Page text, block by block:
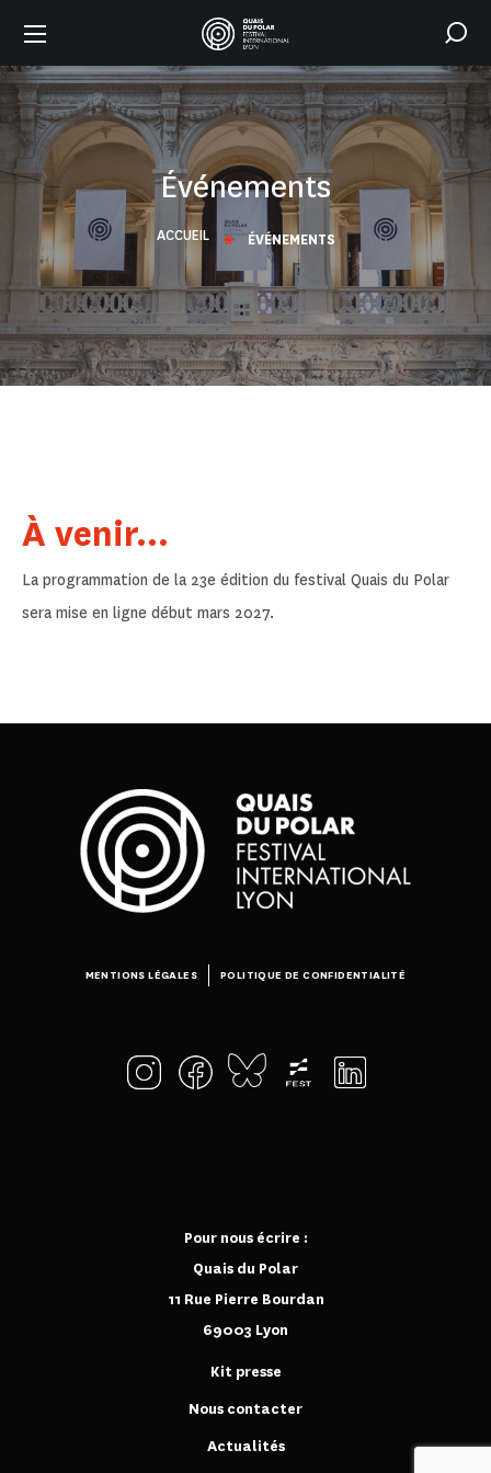
Événements
ACCUEIL ÉVÉNEMENTS
À venir...
La programmation de la 23e édition du festival Quais du Polar
sera mise en ligne début mars 2027.
Pour nous écrire :
Quais du Polar
11 Rue Pierre Bourdan
69003 Lyon
MENTIONS LÉGALES POLITIQUE DE CONFIDENTIALITÉ
Kit presse
Nous contacter
Actualités